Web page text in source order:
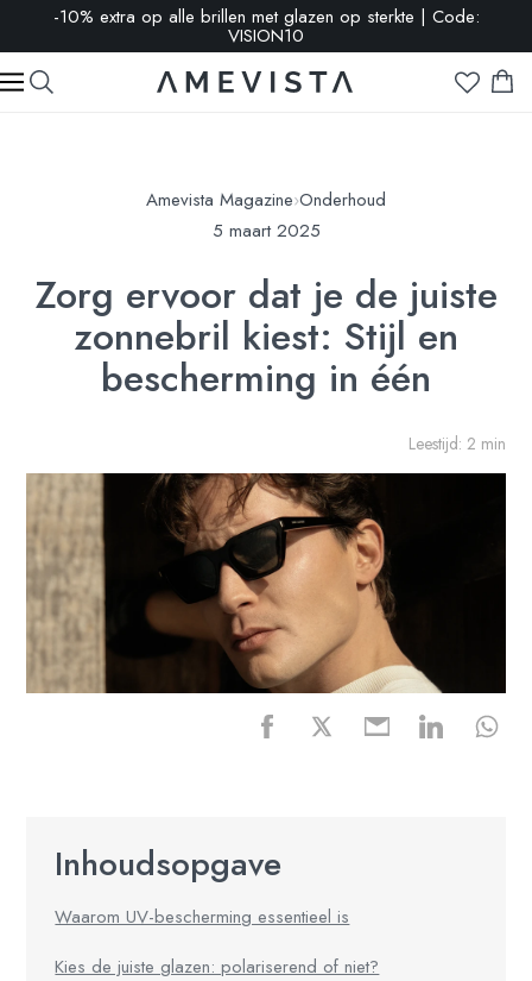
-10% extra op alle brillen met glazen op sterkte | Code:
VISION10
Amevista Magazine›Onderhoud
5 maart 2025
Zorg ervoor dat je de juiste
zonnebril kiest: Stijl en
bescherming in één
Leestijd: 2 min
Inhoudsopgave
Waarom UV-bescherming essentieel is
Kies de juiste glazen: polariserend of niet?